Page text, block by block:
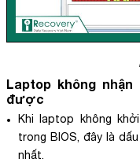
Laptop không
được
Khi laptop không
trong BIOS, đây là
nhất.